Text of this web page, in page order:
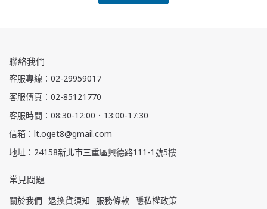
聯絡我們
客服專線：02-29959017
客服傳真：02-85121770
客服時間：08:30-12:00．13:00-17:30
信箱：lt.oget8@gmail.com
地址：24158新北市三重區興德路111-1號5樓
常見問題
關於我們 退換貨須知 服務條款 隱私權政策